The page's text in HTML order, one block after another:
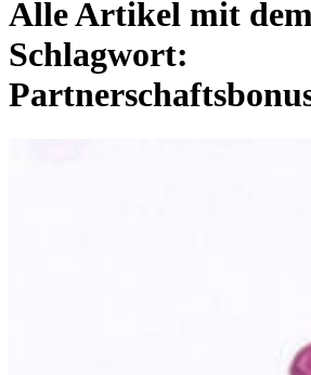
Alle Artikel mit
Schlagwort: